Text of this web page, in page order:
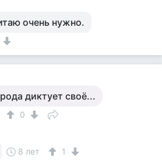
очень нужно.
диктует своё...
0
8 лет 1